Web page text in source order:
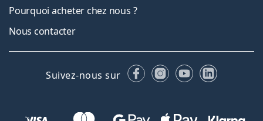
Pourquoi acheter chez nous ?
Nous contacter
Suivez-nous sur FacebookInstagram
YouTubeLinkedIn